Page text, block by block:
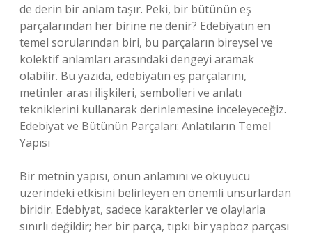
de derin bir anlam taşır. Peki, bir bütünün eş
parçalarından her birine ne denir? Edebiyatın en
temel sorularından biri, bu parçaların bireysel ve
kolektif anlamları arasındaki dengeyi aramak
olabilir. Bu yazıda, edebiyatın eş parçalarını,
metinler arası ilişkileri, sembolleri ve anlatı
tekniklerini kullanarak derinlemesine inceleyeceğiz.
Edebiyat ve Bütünün Parçaları: Anlatıların Temel
Yapısı
Bir metnin yapısı, onun anlamını ve okuyucu
üzerindeki etkisini belirleyen en önemli unsurlardan
biridir. Edebiyat, sadece karakterler ve olaylarla
sınırlı değildir; her bir parça, tıpkı bir yapboz parçası